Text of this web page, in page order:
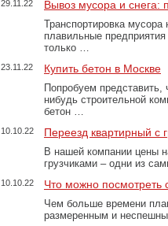
29.11.22 Вывоз мусора и
Транспортировка
плавильные
только …
23.11.22 Купить бетон в Москве
Попробуем представить,
нибудь строительной
бетон …
10.10.22 Переезд квартирный с
В нашей компании цены
грузчиками – одни из
10.10.22 Что можно посмотреть
Чем больше времени
размеренным и